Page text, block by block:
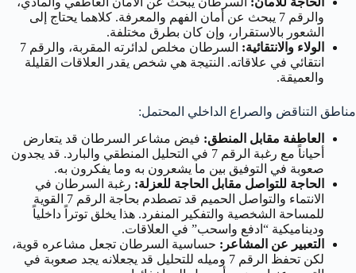
والرقم 7 يبحث عن أمان الفهم والمعرفة. كلاهما يحتاج إلى
الشعور بالاستقرار، وإن كان بطرق مختلفة.
الولاء والانتقائية:
السرطان مخلص لدائرته المقربة، والرقم 7
انتقائي في علاقاته. النتيجة هي شخص يقدر العلاقات القليلة
والعميقة.
مناطق التناقض والصراع الداخلي المحتمل:
العاطفة مقابل المنطق: فيض مشاعر السرطان قد يتعارض
أحياناً مع رغبة الرقم 7 في التحليل المنطقي والبارد. قد يجدون
صعوبة في التوفيق بين ما يشعرون به وما يفكرون به.
الحاجة للتواصل مقابل الحاجة للعزلة: رغبة السرطان في
الانتماء والتواصل الحميم قد تصطدم بحاجة الرقم 7 القوية
للمساحة الشخصية والتفكير المنفرد. هذا يخلق توتراً داخلياً
وديناميكية “ادفع واسحب” في العلاقات.
التعبير عن المشاعر: حساسية السرطان تجعل مشاعره قوية،
لكن تحفظ الرقم 7 وميله للتحليل قد يجعلانه يجد صعوبة في